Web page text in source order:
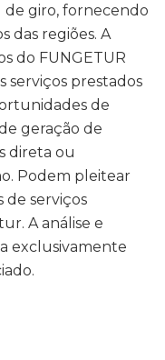
giro, fornecendo
das regiões. A
do FUNGETUR
serviços prestados
de
geração de
direta ou
Podem pleitear
de serviços
A análise e
exclusivamente